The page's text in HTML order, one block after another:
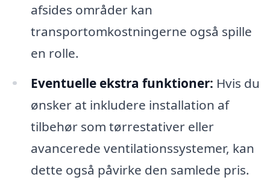
afsides områder kan
transportomkostningerne også spille
en rolle.
Eventuelle ekstra funktioner: Hvis du
ønsker at inkludere installation af
tilbehør som tørrestativer eller
avancerede ventilationssystemer, kan
dette også påvirke den samlede pris.